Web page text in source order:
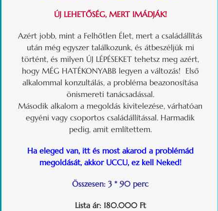
ÚJ LEHETŐSÉG, MERT IMÁDJÁK!
Azért jobb, mint a Felhőtlen Élet, mert a családállítás
után még egyszer találkozunk, és átbeszéljük mi
történt, és milyen ÚJ LÉPÉSEKET tehetsz meg azért,
hogy MÉG HATÉKONYABB legyen a változás! Első
alkalommal konzultálás, a probléma beazonosítása
önismereti tanácsadással.
Második alkalom a megoldás kivitelezése, várhatóan
egyéni vagy csoportos családállítással. Harmadik
pedig, amit említettem.
Ha eleged van, itt és most akarod a problémád
megoldását, akkor UCCU, ez kell Neked!
Összesen: 3 * 90 perc
Lista ár: 180.000 Ft